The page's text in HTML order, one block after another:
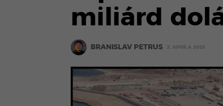
miliárd
BRANISLAV PETRUS 3. APRÍLA 2026